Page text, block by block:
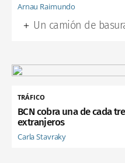
Arnau Raimundo
Un camión de
TRÁFICO
BCN cobra una de cada
extranjeros
Carla Stavraky